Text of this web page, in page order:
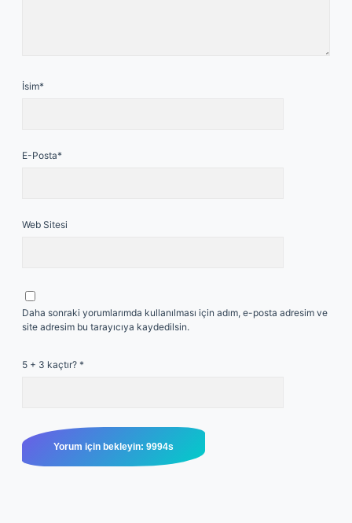
İsim*
E-Posta*
Web Sitesi
Daha sonraki yorumlarımda kullanılması için adım, e-posta adresim ve
site adresim bu tarayıcıya kaydedilsin.
5 + 3 kaçtır? *